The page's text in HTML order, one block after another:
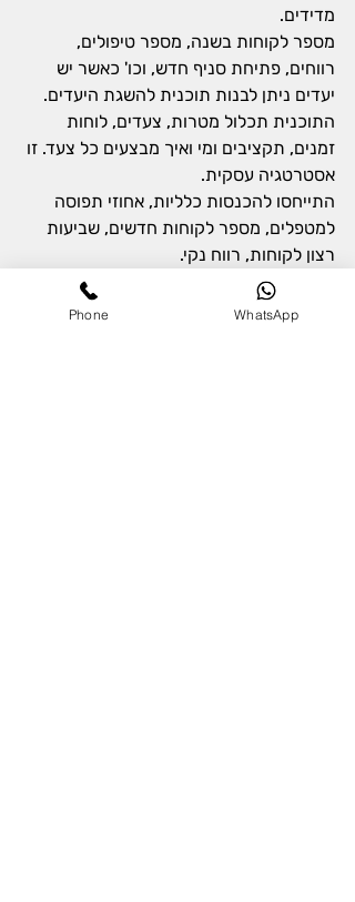
מדידים.
מספר לקוחות בשנה, מספר טיפולים,
רווחים, פתיחת סניף חדש, וכו' כאשר יש
יעדים ניתן לבנות תוכנית להשגת היעדים.
התוכנית תכלול מטרות, צעדים, לוחות
זמנים, תקציבים ומי ואיך מבצעים כל צעד. זו
אסטרטגיה עסקית.
התייחסו להכנסות כלליות, אחוזי תפוסה
למטפלים, מספר לקוחות חדשים, שביעות
רצון לקוחות, רווח נקי.
המדדים הללו הופכים את הניהול לשיטתי.
הם מאפשרים לתקן בזמן, לזהות חולשות,
Phone WhatsApp